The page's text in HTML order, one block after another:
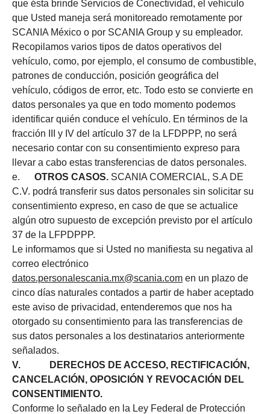
que ésta brinde Servicios de Conectividad, el vehículo
que Usted maneja será monitoreado remotamente por
SCANIA México o por SCANIA Group y su empleador.
Recopilamos varios tipos de datos operativos del
vehículo, como, por ejemplo, el consumo de combustible,
patrones de conducción, posición geográfica del
vehículo, códigos de error, etc. Todo esto se convierte en
datos personales ya que en todo momento podemos
identificar quién conduce el vehículo. En términos de la
fracción III y IV del artículo 37 de la LFDPPP, no será
necesario contar con su consentimiento expreso para
llevar a cabo estas transferencias de datos personales.
e. OTROS CASOS. SCANIA COMERCIAL, S.A DE
C.V. podrá transferir sus datos personales sin solicitar su
consentimiento expreso, en caso de que se actualice
algún otro supuesto de excepción previsto por el artículo
37 de la LFPDPPP.
Le informamos que si Usted no manifiesta su negativa al
correo electrónico
datos.personalescania.mx@scania.com en un plazo de
cinco días naturales contados a partir de haber aceptado
este aviso de privacidad, entenderemos que nos ha
otorgado su consentimiento para las transferencias de
sus datos personales a los destinatarios anteriormente
señalados.
V. DERECHOS DE ACCESO, RECTIFICACIÓN,
CANCELACIÓN, OPOSICIÓN Y REVOCACIÓN DEL
CONSENTIMIENTO.
Conforme lo señalado en la Ley Federal de Protección